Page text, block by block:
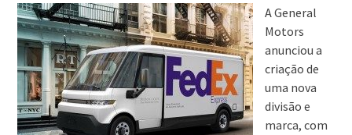
A General
Motors
anunciou a
criação de
uma nova
divisão e
marca, com